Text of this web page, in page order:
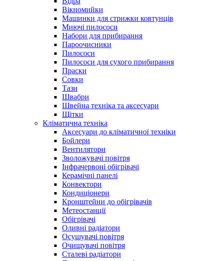
Вікномийки
Машинки для стрижки ковтунців
Миючі пилососи
Набори для прибирання
Пароочисники
Пилососи
Пилососи для сухого прибирання
Праски
Совки
Тази
Швабри
Швейна техніка та аксесуари
Щітки
Кліматична техніка
Аксесуари до кліматичної техніки
Бойлери
Вентилятори
Зволожувачі повітря
Інфрачервоні обігрівачі
Керамічні панелі
Конвектори
Кондиціонери
Кронштейни до обігрівачів
Метеостанції
Обігрівачі
Оливні радіатори
Осушувачі повітря
Очищувачі повітря
Сталеві радіатори